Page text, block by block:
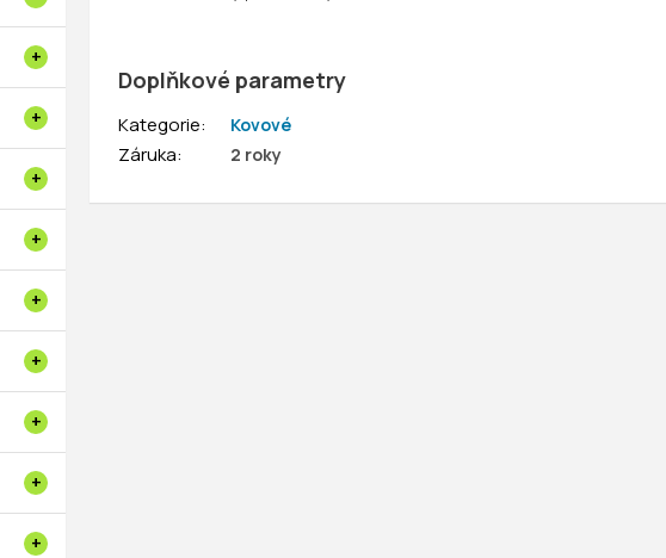
Doplňkové parametry
Kategorie: Kovové
Záruka: 2 roky